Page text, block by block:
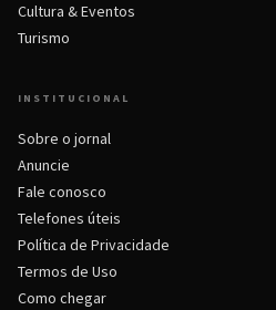
Cultura & Eventos
Turismo
INSTITUCIONAL
Sobre o jornal
Anuncie
Fale conosco
Telefones úteis
Política de Privacidade
Termos de Uso
Como chegar